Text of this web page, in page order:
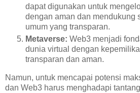
dapat digunakan untuk
dengan aman dan mendukung
umum yang transparan.
Metaverse: Web3 menjadi
dunia virtual dengan
transparan dan aman.
Namun, untuk mencapai potensi
dan Web3 harus menghadapi